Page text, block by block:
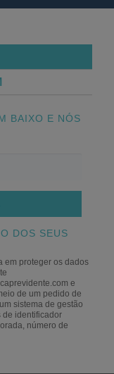
BAIXO E NÓS
DOS SEUS
em proteger os dados
e
de um pedido de
sistema de gestão
de identificador
número de